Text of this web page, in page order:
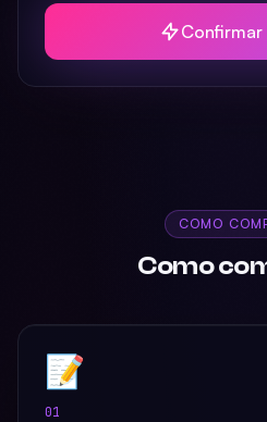
Confirmar
COMO
Como
📝
01